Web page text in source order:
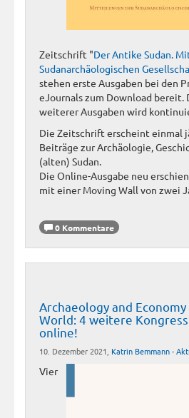
Zeitschrift "Der Antike Sudan.
Sudanarchäologischen
stehen erste Ausgaben bei den
eJournals zum Download
weiterer Ausgaben wird
Die Zeitschrift erscheint einmal
Beiträge zur Archäologie,
(alten) Sudan.
Die Online-Ausgabe neu
mit einer Moving Wall von zwei
0 Kommentare
Archaeology and
World: 4 weitere
online!
10. Dezember 2021, Katrin Bemmann-
Vier